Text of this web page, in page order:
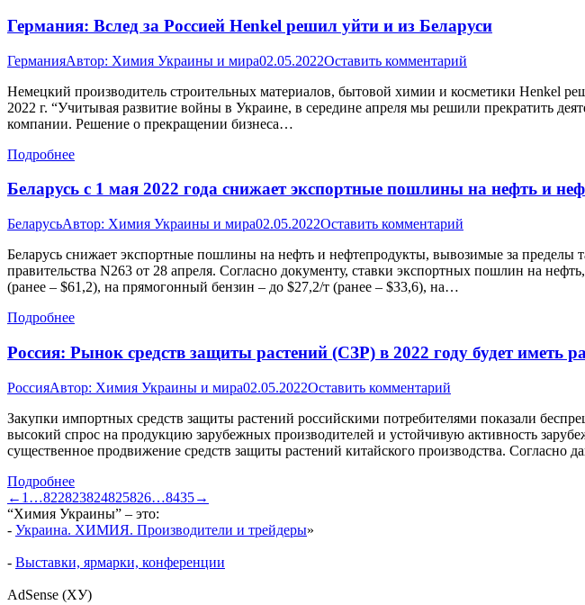
Германия: Вслед за Россией Henkel решил уйти и из Беларуси
ГерманияАвтор: Химия Украины и мира02.05.2022Оставить комментарий
Немецкий производитель строительных материалов, бытовой химии и косметики Henkel
2022 г. “Учитывая развитие войны в Украине, в середине апреля мы решили прекратить
компании. Решение о прекращении бизнеса…
Подробнее
Беларусь с 1 мая 2022 года снижает экспортные пошлины на нефть и
БеларусьАвтор: Химия Украины и мира02.05.2022Оставить комментарий
Беларусь снижает экспортные пошлины на нефть и нефтепродукты, вывозимые за пределы
правительства N263 от 28 апреля. Согласно документу, ставки экспортных пошлин на
(ранее – $61,2), на прямогонный бензин – до $27,2/т (ранее – $33,6), на…
Подробнее
Россия: Рынок средств защиты растений (СЗР) в 2022 году будет иметь
РоссияАвтор: Химия Украины и мира02.05.2022Оставить комментарий
Закупки импортных средств защиты растений российскими потребителями показали
высокий спрос на продукцию зарубежных производителей и устойчивую активность
существенное продвижение средств защиты растений китайского производства.
Подробнее
← 1 …822823824825826…8435→
“Химия Украины” – это:
- Украина. ХИМИЯ. Производители и трейдеры»
- Выставки, ярмарки, конференции
AdSense (ХУ)